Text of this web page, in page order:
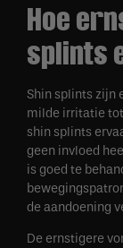
Hoe
splints
Shin splints zijn
milde irritatie
shin splints
geen invloed
is goed te
de aandoening
De ernstigere